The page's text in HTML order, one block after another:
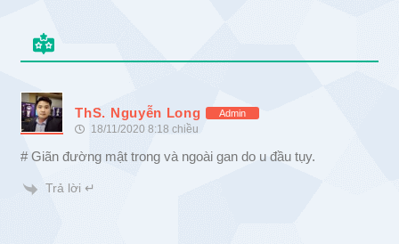
ThS. Nguyễn Long Admin
18/11/2020 8:18 chiều
# Giãn đường mật trong và ngoài gan do u đầu tụy.
Trả lời ↵